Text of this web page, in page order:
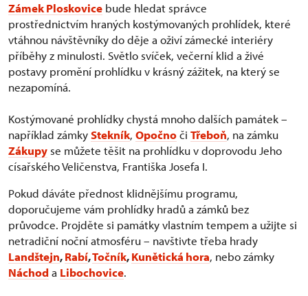
Zámek Ploskovice bude hledat správce
prostřednictvím hraných kostýmovaných prohlídek, které
vtáhnou návštěvníky do děje a oživí zámecké interiéry
příběhy z minulosti. Světlo svíček, večerní klid a živé
postavy promění prohlídku v krásný zážitek, na který se
nezapomíná.
Kostýmované prohlídky chystá mnoho dalších památek –
například zámkyStekník, Opočnoči Třeboň, na zámku
Zákupy se můžete těšit na prohlídku v doprovodu Jeho
císařského Veličenstva, Františka Josefa I.
Pokud dáváte přednost klidnějšímu programu,
doporučujeme vám prohlídky hradů a zámků bez
průvodce. Projděte si památky vlastním tempem a užijte si
netradiční noční atmosféru – navštivte třeba hrady
Landštejn,Rabí,Točník,Kunětická hora, nebo zámky
Náchoda Libochovice.